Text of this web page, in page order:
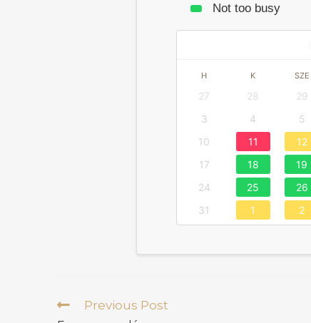
Not too busy
H K SZE
27 28 29
3
4 5
10
11 12
17
18 19
24
25 26
31
1 2
Previous Post